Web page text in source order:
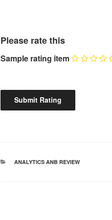
Please rate this
Sample rating item
КАТЕГОРІЇ
ANALYTICS ANB REVIEW